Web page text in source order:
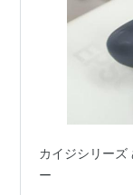
カイジシリーズ
ー